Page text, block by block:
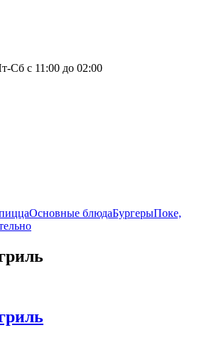
Сб с 11:00 до 02:00
Основные блюдаБургерыПоке,